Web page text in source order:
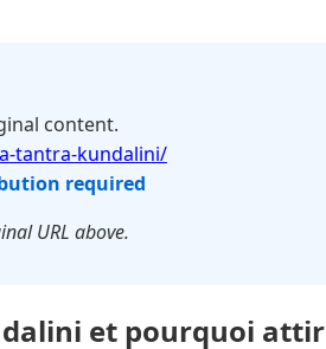
content.
tantra-kundalini/
required
URL above.
et pourquoi